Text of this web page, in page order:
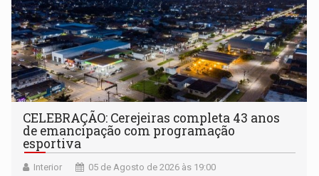
CELEBRAÇÃO: Cerejeiras completa 43 anos
de emancipação com programação
esportiva
Interior 05 de Agosto de 2026 às 19:00